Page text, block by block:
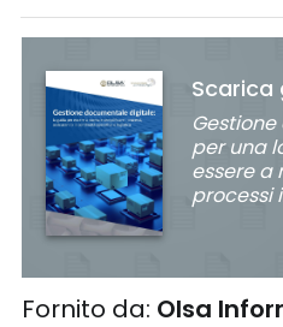
per una
essere a
processi
Fornito da: Olsa